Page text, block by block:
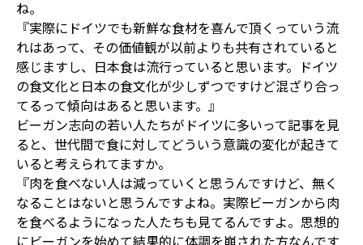
ね。
『実際にドイツでも新鮮な食材を喜んで頂くっていう流
れはあって、その価値観が以前よりも共有されていると
感じますし、日本食は流行っていると思います。ドイツ
の食文化と日本の食文化が少しずつですけど混ざり合っ
てるって傾向はあると思います。』
ビーガン志向の若い人たちがドイツに多いって記事を見
ると、世代間で食に対してどういう意識の変化が起きて
いると考えられてますか。
『肉を食べない人は減っていくと思うんですけど、無く
なることはないと思うんですよね。実際ビーガンから肉
を食べるようになった人たちも見てるんですよ。思想的
にビーガンを始めて結果的に体調を崩された方なんです